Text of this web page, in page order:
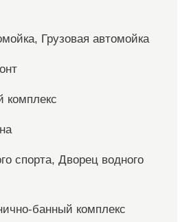
Грузовая автомойка
комплекс
спорта, Дворец водного
банный комплекс